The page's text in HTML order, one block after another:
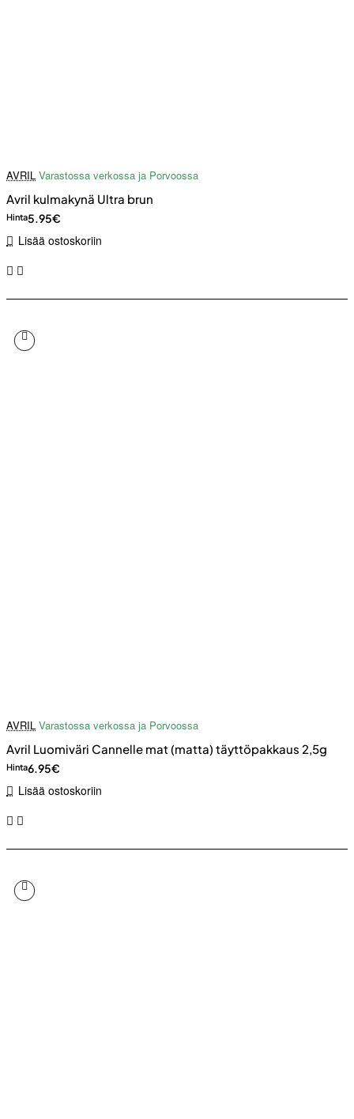
AVRIL Varastossa verkossa ja Porvoossa
Avril kulmakynä Ultra brun
Hinta5.95€
Lisää ostoskoriin
AVRIL Varastossa verkossa ja Porvoossa
Avril Luomiväri Cannelle mat (matta) täyttöpakkaus 2,5g
Hinta6.95€
Lisää ostoskoriin